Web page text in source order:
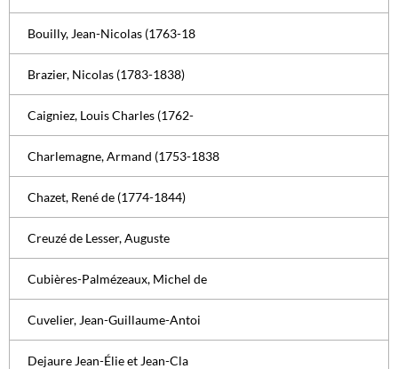
Bouilly, Jean-Nicolas (1763-18
Brazier, Nicolas (1783-1838)
Caigniez, Louis Charles (1762-
Charlemagne, Armand (1753-1838
Chazet, René de (1774-1844)
Creuzé de Lesser, Auguste
Cubières-Palmézeaux, Michel de
Cuvelier, Jean-Guillaume-Antoi
Dejaure Jean-Élie et Jean-Cla